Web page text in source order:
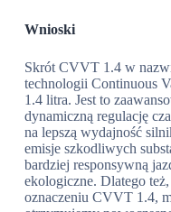
Wnioski
Skrót CVVT 1.4 w
technologii Continuous
1.4 litra. Jest to
dynamiczną regulację
na lepszą wydajność
emisje szkodliwych
bardziej responsywną
ekologiczne. Dlatego
oznaczeniu CVVT 1.4,